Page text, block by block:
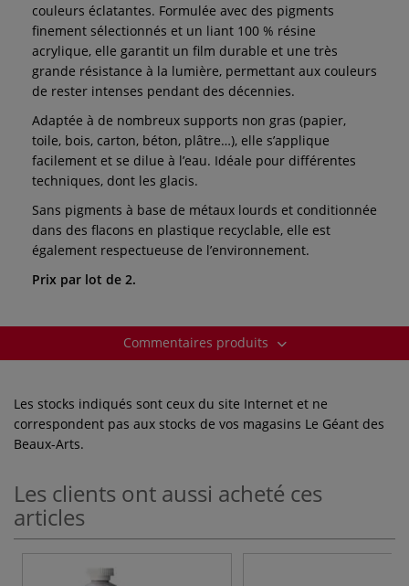
couleurs éclatantes. Formulée avec des pigments
finement sélectionnés et un liant 100 % résine
acrylique, elle garantit un film durable et une très
grande résistance à la lumière, permettant aux couleurs
de rester intenses pendant des décennies.
Adaptée à de nombreux supports non gras (papier,
toile, bois, carton, béton, plâtre…), elle s’applique
facilement et se dilue à l’eau. Idéale pour différentes
techniques, dont les glacis.
Sans pigments à base de métaux lourds et conditionnée
dans des flacons en plastique recyclable, elle est
également respectueuse de l’environnement.
Prix par lot de 2.
Commentaires produits
Les stocks indiqués sont ceux du site Internet et ne
correspondent pas aux stocks de vos magasins Le Géant des
Beaux-Arts.
Les clients ont aussi acheté ces
articles